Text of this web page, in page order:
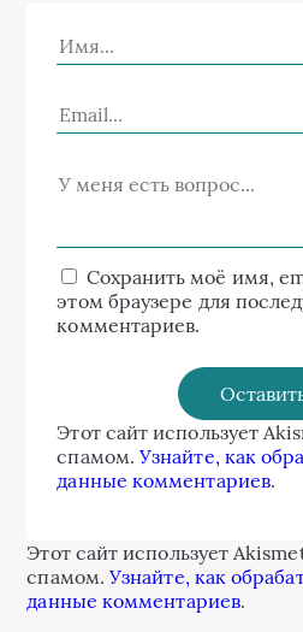
Сохранить моё имя,
этом браузере для
комментариев.
Этот сайт использует
спамом.Узнайте, как
данные комментариев.
Этот сайт использует
спамом.Узнайте, как
данные комментариев.